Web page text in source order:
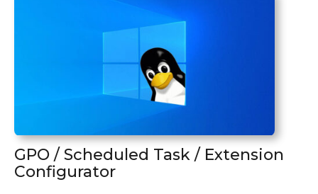
GPO / Scheduled Task / Extension
Configurator